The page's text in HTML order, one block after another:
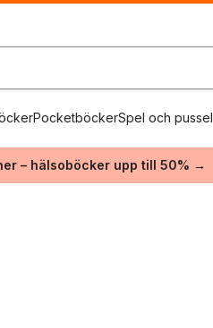
PocketböckerSpel och pussel
– hälsoböcker upp till 50% →